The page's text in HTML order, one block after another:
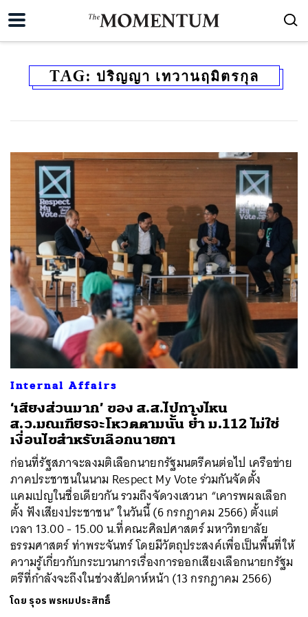
TAG: ปริญญา เทวานฤมิตรกุล
Internal Affairs
‘เสียงส่วนมาก’ ของ ส.ส.ไปทางไหน
ส.ว.มณเฑียรจะโหวตตามนั้น ย้ำ ม.112 ไม่ใช่
เงื่อนไขสำหรับเลือกนายกฯ
ก่อนที่รัฐสภาจะลงมติเลือกนายกรัฐมนตรีคนต่อไป เครือข่าย
ภาคประชาชนในนาม Respect My Vote ร่วมกันจัดตั้ง
แคมเปญในชื่อเดียวกัน รวมถึงจัดวงเสวนา “เคารพผลเลือก
ตั้ง ฟังเสียงประชาชน” ในวันนี้ (6 กรกฎาคม 2566) ตั้งแต่
เวลา 13.00 - 15.00 น.ที่คณะศิลปศาสตร์ มหาวิทยาลัย
ธรรมศาสตร์ ท่าพระจันทร์ โดยมีวัตถุประสงค์เพื่อเป็นพื้นที่ให้
ความรู้เกี่ยวกับกระบวนการเรื่องการออกเสียงเลือกนายกรัฐม
ตรีที่กำลังจะถึงในช่วงสัปดาห์หน้า (13 กรกฎาคม 2566)
โดย รุอร พรหมประสิทธิ์
SHARE TWEET LINE EMAIL